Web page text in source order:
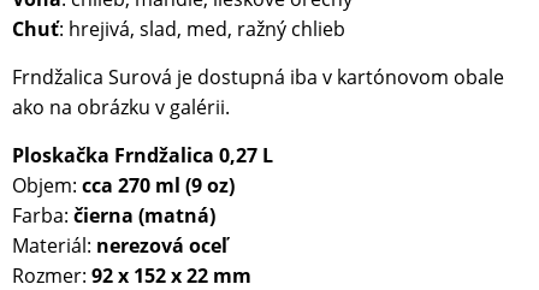
Chuť: hrejivá, slad, med, ražný chlieb
Frndžalica Surová je dostupná iba v kartónovom obale
ako na obrázku v galérii.
Ploskačka Frndžalica 0,27 L
Objem: cca 270 ml (9 oz)
Farba: čierna (matná)
Materiál: nerezová oceľ
Rozmer: 92 x 152 x 22 mm